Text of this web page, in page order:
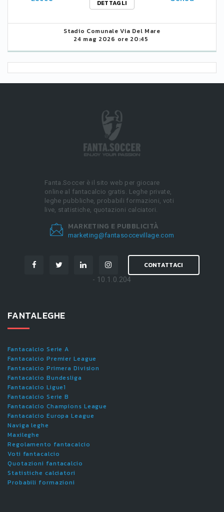
DETTAGLI
Stadio Comunale Via Del Mare
24 mag 2026 ore 20:45
Fanta.Soccer è il sito web per giocare
online al fantacalcio gratis. Leghe private,
leghe pubbliche, probabili formazioni, voti
live, statistiche, quotazioni calciatori.
MARKETING E PUBBLICITÀ
marketing@fantasoccevillage.com
CONTATTACI
- 10.1.0.204
FANTALEGHE
Fantacalcio Serie A
Fantacalcio Premier League
Fantacalcio Primera Division
Fantacalcio Bundesliga
Fantacalcio Ligue1
Fantacalcio Serie B
Fantacalcio Champions League
Fantacalcio Europa League
Naviga leghe
Maxileghe
Regolamento fantacalcio
Voti fantacalcio
Quotazioni fantacalcio
Statistiche calciatori
Probabili formazioni